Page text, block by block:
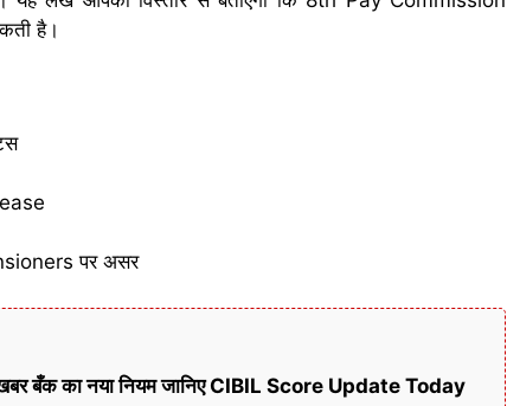
है।
पर असर
बँक का नया नियम जानिए CIBIL Score Update Today